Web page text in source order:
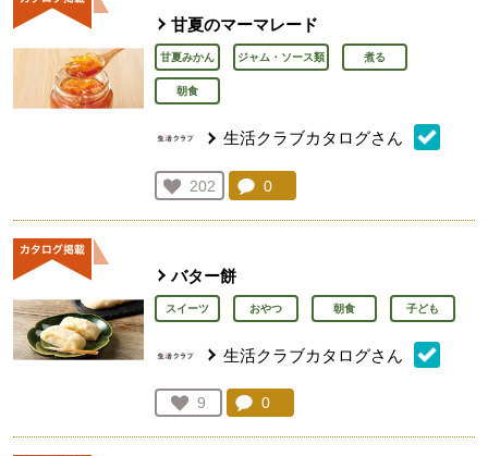
甘夏のマーマレード
甘夏みかん ジャム・ソース類 煮る
朝食
生活クラブカタログさん
お気に入り登録：
202
人が登録
コメント：
0
バター餅
スイーツ おやつ 朝食 子ども
生活クラブカタログさん
お気に入り登録：
9
人が登録
コメント：
0